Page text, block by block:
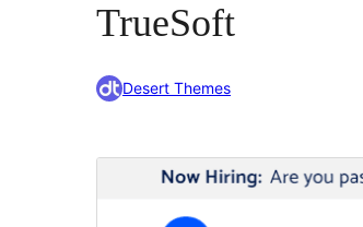
TrueSoft
Desert Themes